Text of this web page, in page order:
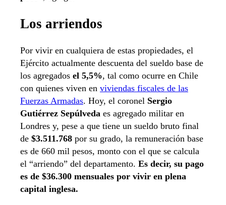
Los arriendos
Por vivir en cualquiera de estas propiedades, el
Ejército actualmente descuenta del sueldo base de
los agregados el 5,5%, tal como ocurre en Chile
con quienes viven en viviendas fiscales de las
Fuerzas Armadas. Hoy, el coronel Sergio
Gutiérrez Sepúlveda es agregado militar en
Londres y, pese a que tiene un sueldo bruto final
de $3.511.768 por su grado, la remuneración base
es de 660 mil pesos, monto con el que se calcula
el “arriendo” del departamento. Es decir, su pago
es de $36.300 mensuales por vivir en plena
capital inglesa.